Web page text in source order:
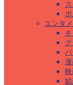
エンタ